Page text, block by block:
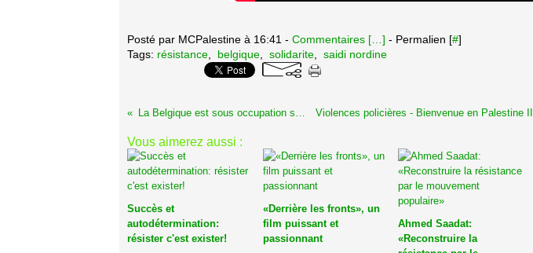
Posté par MCPalestine à 16:41 - Commentaires [ ] - Permalien [#]
Tags: résistance belgique solidarite saidi nordine
La Belgique est sous occupation sioniste !
Vous aimerez aussi :
Succès et
autodétermination:
résister c'est exister!
«Derrière les fronts», un
film puissant et
passionnant
Ahmed Saadat:
«Reconstruire la